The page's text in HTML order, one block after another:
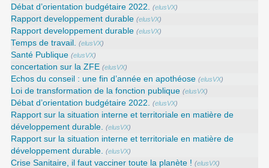
Débat d’orientation budgétaire 2022. (elusVX)
Rapport developpement durable (elusVX)
Rapport developpement durable (elusVX)
Temps de travail. (elusVX)
Santé Publique (elusVX)
concertation sur la ZFE (elusVX)
Echos du conseil : une fin d’année en apothéose (elusVX)
Loi de transformation de la fonction publique (elusVX)
Débat d’orientation budgétaire 2022. (elusVX)
Rapport sur la situation interne et territoriale en matière de
développement durable.
(elusVX)
Rapport sur la situation interne et territoriale en matière de
développement durable.
(elusVX)
Crise Sanitaire, il faut vacciner toute la planète ! (elusVX)